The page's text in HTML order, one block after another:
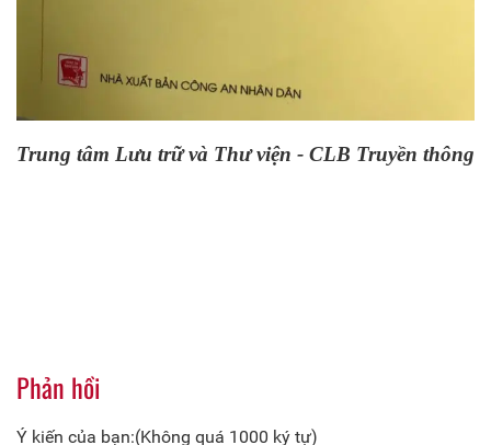
Trung tâm Lưu trữ và Thư viện - CLB Truyền thông
Phản hồi
Ý kiến của bạn:(Không quá 1000 ký tự)